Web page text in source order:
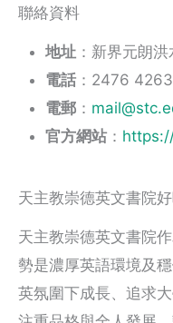
聯絡資料
地址 ：新界元朗
電話 ：2476 4263
電郵 ：
官方網站 ：
天主教崇德英文書院
天主教崇德英文書院
勢是濃厚英語環境及
英氛圍下成長、追求